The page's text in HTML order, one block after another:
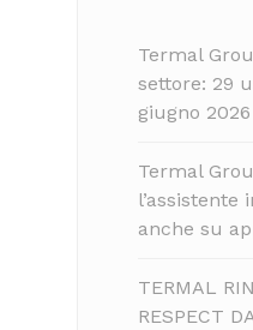
Termal
settore: 29
giugno 2026
Termal
l’assistente
anche su
TERMAL
RESPECT